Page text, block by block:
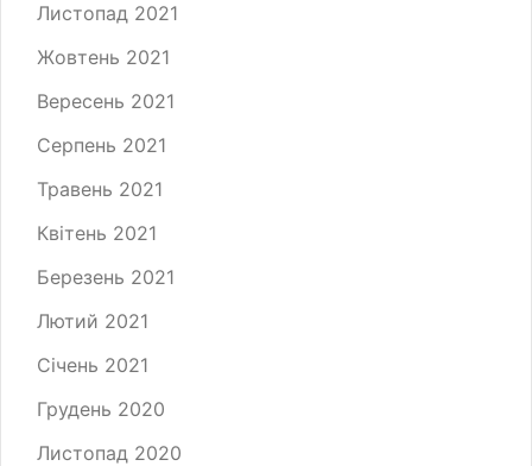
Листопад 2021
Жовтень 2021
Вересень 2021
Серпень 2021
Травень 2021
Квітень 2021
Березень 2021
Лютий 2021
Січень 2021
Грудень 2020
Листопад 2020